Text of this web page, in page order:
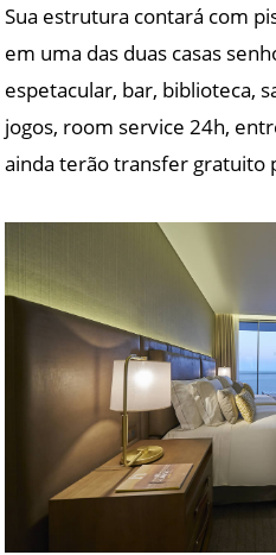
Sua estrutura contará com
em uma das duas casas
espetacular, bar, biblioteca,
jogos, room service 24h,
ainda terão transfer gratuito